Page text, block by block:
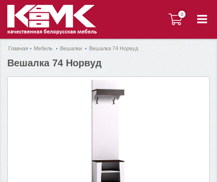
0
0
Главная Мебель Вешалки Вешалка 74 Норвуд
Вешалка 74 Норвуд